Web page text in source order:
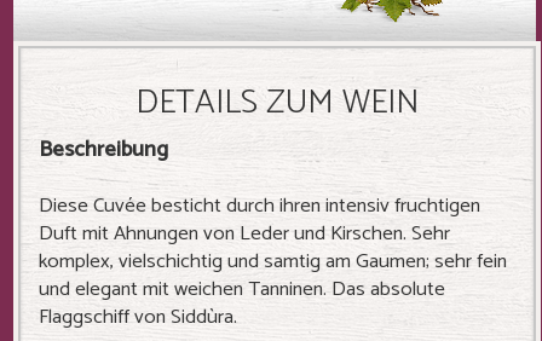
DETAILS ZUM WEIN
Beschreibung
Diese Cuvée besticht durch ihren intensiv fruchtigen
Duft mit Ahnungen von Leder und Kirschen. Sehr
komplex, vielschichtig und samtig am Gaumen; sehr fein
und elegant mit weichen Tanninen. Das absolute
Flaggschiff von Siddùra.